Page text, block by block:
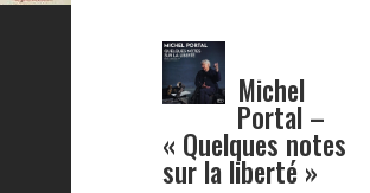
Michel
Portal –
« Quelques notes
sur la liberté »